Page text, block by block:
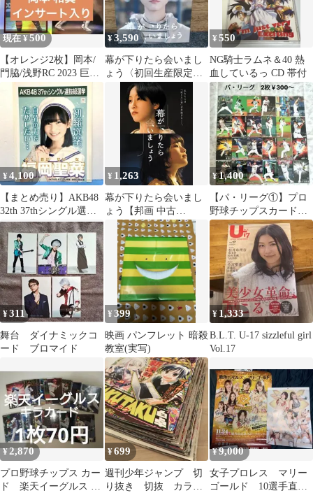
現在 ¥500
【オレンジ2枚】岡本/
門脇/浅野RC 2023 巨人
コンプセット＋シリア
ル9枚
¥3,590
幕が下りたら会いまし
ょう〈初回生産限定
盤・2枚組〉Blu-ray
¥550
NG騎士ラムネ＆40 熱
血しているっ CD 帯付
¥4,100
【まとめ売り】AKB48
32th 37thシングル選抜
総選挙
¥ 1,263
幕が下りたら会いまし
ょう【邦画 中古
DVD】レンタル落ち
¥1,400
【パ・リーグ①】プロ
野球チップスカード 2
枚￥300〜 ☆セ・リー
グ組み合わせ可
¥311
舞台 ダイナミックコ
ード ブロマイド
¥399
映画 パンフレット 暗殺
教室(実写)
¥ 1,333
B.L.T. U-17 sizzleful girl
Vol.17
¥2,870
プロ野球チップス カー
ド 楽天イーグルス キ
¥699
週刊少年ジャンプ 切
り抜き 切抜 カラ
¥9,000
女子プロレス マリー
ゴールド 10選手直筆